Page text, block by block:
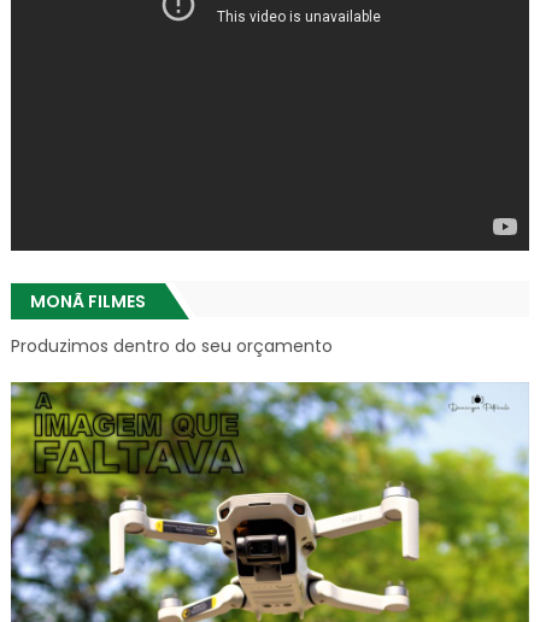
MONÃ FILMES
Produzimos dentro do seu orçamento